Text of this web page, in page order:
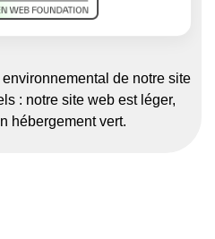
de notre site
: notre site web est léger,
hébergement vert.